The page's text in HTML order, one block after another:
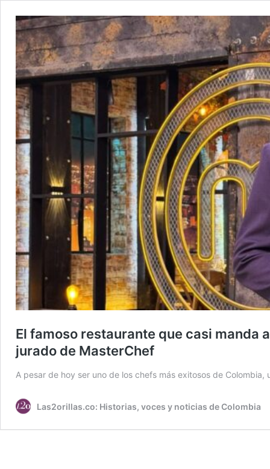
El famoso restaurante que casi manda
jurado de MasterChef
A pesar de hoy ser uno de los chefs más exitosos de
Las2orillas.co: Historias, voces y noticias de Colombia